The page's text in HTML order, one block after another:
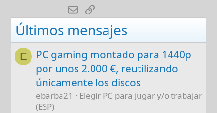
E-mailEnlace
Últimos mensajes
E
PC gaming montado para 1440p
por unos 2.000 €, reutilizando
únicamente los discos
ebarba21
Elegir PC para jugar y/o trabajar
(ESP)